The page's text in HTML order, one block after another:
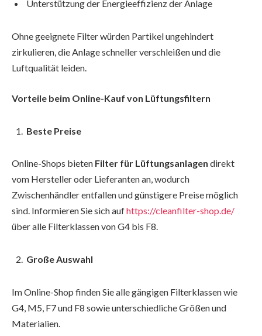
Unterstützung der Energieeffizienz der Anlage
Ohne geeignete Filter würden Partikel ungehindert
zirkulieren, die Anlage schneller verschleißen und die
Luftqualität leiden.
Vorteile beim Online-Kauf von Lüftungsfiltern
Beste Preise
Online-Shops bieten Filter für Lüftungsanlagen direkt
vom Hersteller oder Lieferanten an, wodurch
Zwischenhändler entfallen und günstigere Preise möglich
sind. Informieren Sie sich aufhttps://cleanfilter-shop.de/
über alle Filterklassen von G4 bis F8.
Große Auswahl
Im Online-Shop finden Sie alle gängigen Filterklassen wie
G4, M5, F7 und F8 sowie unterschiedliche Größen und
Materialien.